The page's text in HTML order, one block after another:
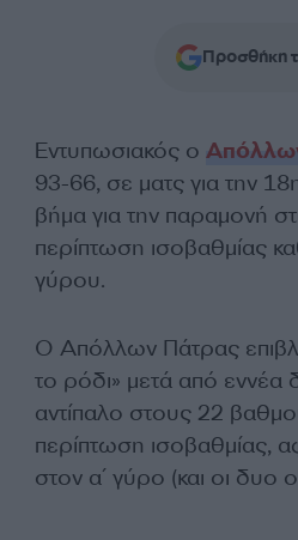
Προσθήκη
Εντυπωσιακός ο
93-66, σε ματς για την
βήμα για την παραμονή
περίπτωση ισοβαθμίας
γύρου.
Ο Απόλλων Πάτρας
το ρόδι» μετά από εννέα
αντίπαλο στους 22
περίπτωση ισοβαθμίας,
στον α΄ γύρο (και οι